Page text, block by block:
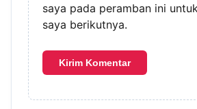
saya pada peramban ini
saya berikutnya.